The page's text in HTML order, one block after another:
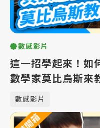
數感影片
這一招學起來！如
數學家莫比烏斯來
數感影片